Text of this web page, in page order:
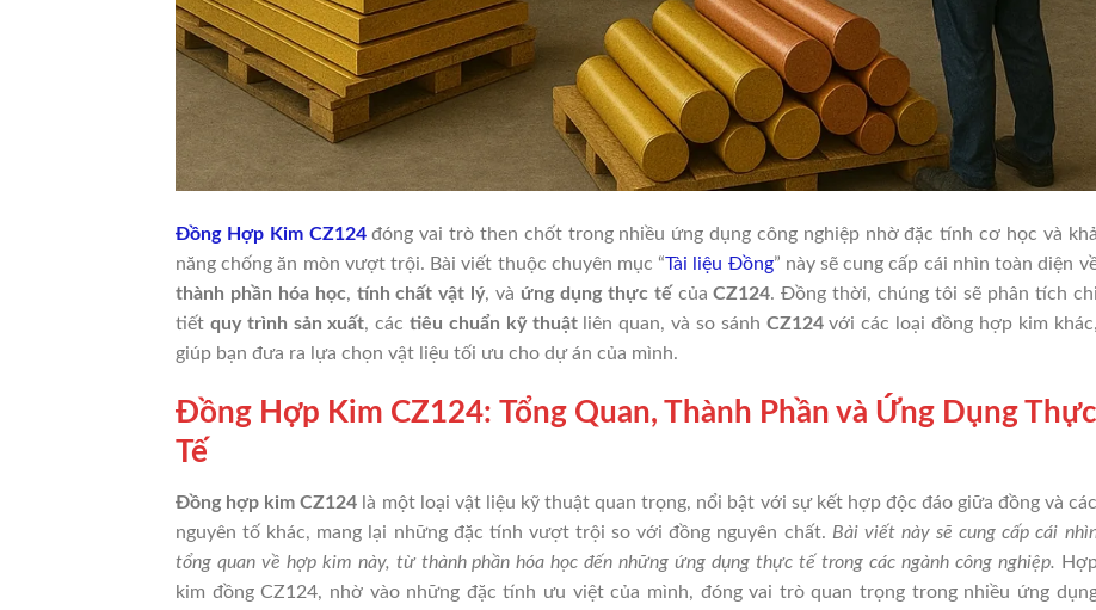
Đồng Hợp Kim CZ124đóng vai trò then chốt trong nhiều ứng dụng công nghiệp nhờ đặc tính cơ học và khả
năng chống ăn mòn vượt trội. Bài viết thuộc chuyên mục “Tài liệu Đồng” này sẽ cung cấp cái nhìn toàn diện
thành phần hóa học, tính chất vật lý, và ứng dụng thực tế củaCZ124. Đồng thời, chúng tôi sẽ phân tích chi
tiết quy trình sản xuất, cáctiêu chuẩn kỹ thuậtliên quan, và so sánh CZ124với các loại đồng hợp kim khác,
giúp bạn đưa ra lựa chọn vật liệu tối ưu cho dự án của mình.
Đồng Hợp Kim CZ124: Tổng Quan, Thành Phần và Ứng Dụng Thực
Tế
Đồng hợp kim CZ124 là một loại vật liệu kỹ thuật quan trọng, nổi bật với sự kết hợp độc đáo giữa đồng và các
nguyên tố khác, mang lại những đặc tính vượt trội so với đồng nguyên chất. Bài viết này sẽ cung cấp cái
tổng quan về hợp kim này, từ thành phần hóa học đến những ứng dụng thực tế trong các ngành công nghiệp.
kim đồng CZ124, nhờ vào những đặc tính ưu việt của mình, đóng vai trò quan trọng trong nhiều ứng